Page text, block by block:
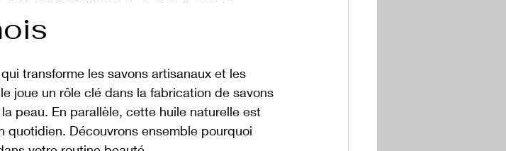
transforme les savons artisanaux et les
joue un rôle clé dans la fabrication de savons
peau. En parallèle, cette huile naturelle est
quotidien. Découvrons ensemble pourquoi